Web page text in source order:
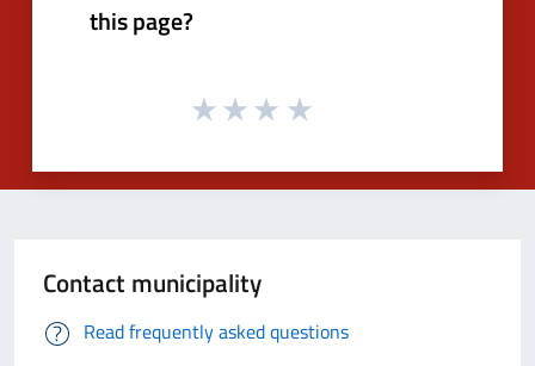
this page?
Contact municipality
Read frequently asked questions